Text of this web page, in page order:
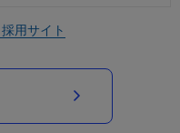
採用サイト